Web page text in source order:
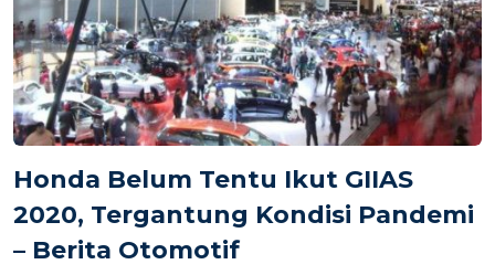
Honda Belum Tentu Ikut GIIAS
2020, Tergantung Kondisi Pandemi
– Berita Otomotif